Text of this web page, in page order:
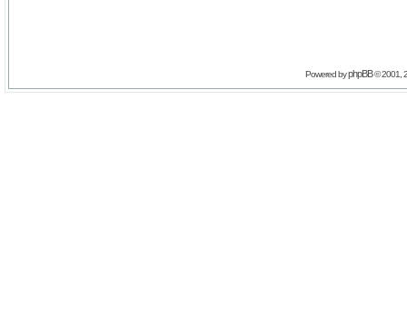
Powered byphpBB© 2001,